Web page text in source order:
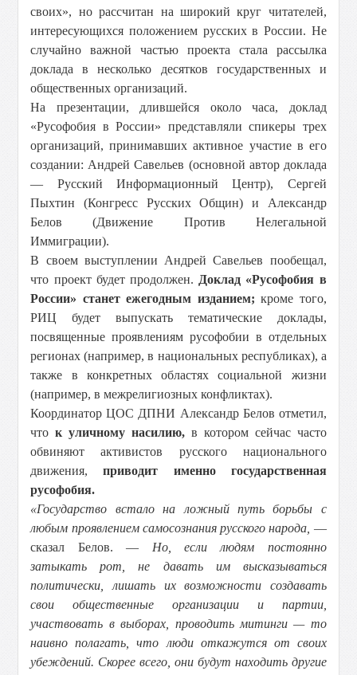
своих», но рассчитан на широкий круг читателей,
интересующихся положением русских в России. Не
случайно важной частью проекта стала рассылка
доклада в несколько десятков государственных и
общественных организаций.
На презентации, длившейся около часа, доклад
«Русофобия в России» представляли спикеры трех
организаций, принимавших активное участие в его
создании: Андрей Савельев (основной автор доклада
— Русский Информационный Центр), Сергей
Пыхтин (Конгресс Русских Общин) и Александр
Белов (Движение Против Нелегальной
Иммиграции).
В своем выступлении Андрей Савельев пообещал,
что проект будет продолжен. Доклад «Русофобия в
России» станет ежегодным изданием; кроме того,
РИЦ будет выпускать тематические доклады,
посвященные проявлениям русофобии в отдельных
регионах (например, в национальных республиках), а
также в конкретных областях социальной жизни
(например, в межрелигиозных конфликтах).
Координатор ЦОС ДПНИ Александр Белов отметил,
чток уличному насилию, в котором сейчас часто
обвиняют активистов русского национального
движения, приводит именно государственная
русофобия.
«Государство встало на ложный путь борьбы с
любым проявлением самосознания русского народа, —
сказал Белов. — Но, если людям постоянно
затыкать рот, не давать им высказываться
политически, лишать их возможности создавать
свои общественные организации и партии,
участвовать в выборах, проводить митинги — то
наивно полагать, что люди откажутся от своих
убеждений. Скорее всего, они будут находить другие